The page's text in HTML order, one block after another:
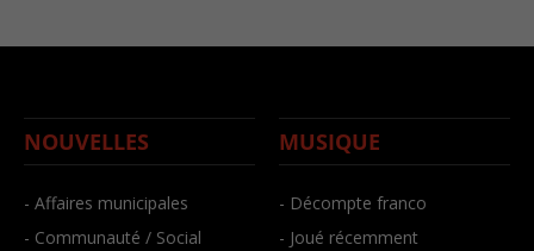
NOUVELLES
- Affaires municipales
- Communauté / Social
MUSIQUE
- Décompte franco
- Joué récemment